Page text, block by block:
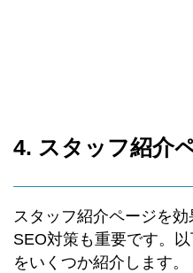
4. スタッフ紹介
スタッフ紹介ページを効
SEO対策も重要です。
をいくつか紹介します。